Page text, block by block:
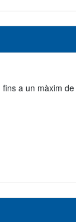
a un màxim